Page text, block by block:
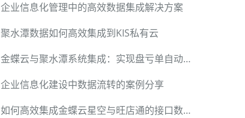
企业信息化管理中的高效数据集成解决方案
聚水潭数据如何高效集成到KIS私有云
金蝶云与聚水潭系统集成：实现盘亏单自动化
企业信息化建设中数据流转的案例分享
如何高效集成金蝶云星空与旺店通的接口数据